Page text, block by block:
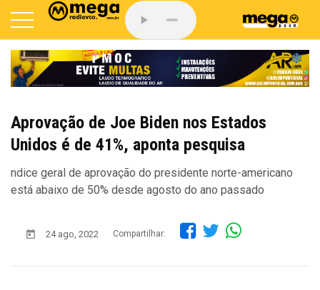
Aprovação de Joe Biden nos Estados
Unidos é de 41%, aponta pesquisa
ndice geral de aprovação do presidente norte-americano
está abaixo de 50% desde agosto do ano passado
24 ago, 2022 Compartilhar: